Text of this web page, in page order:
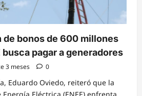
de bonos de 600 millones
busca pagar a generadores
3 meses 0
Eduardo Oviedo, reiteró que la
Eléctrica (ENEE) enfrenta